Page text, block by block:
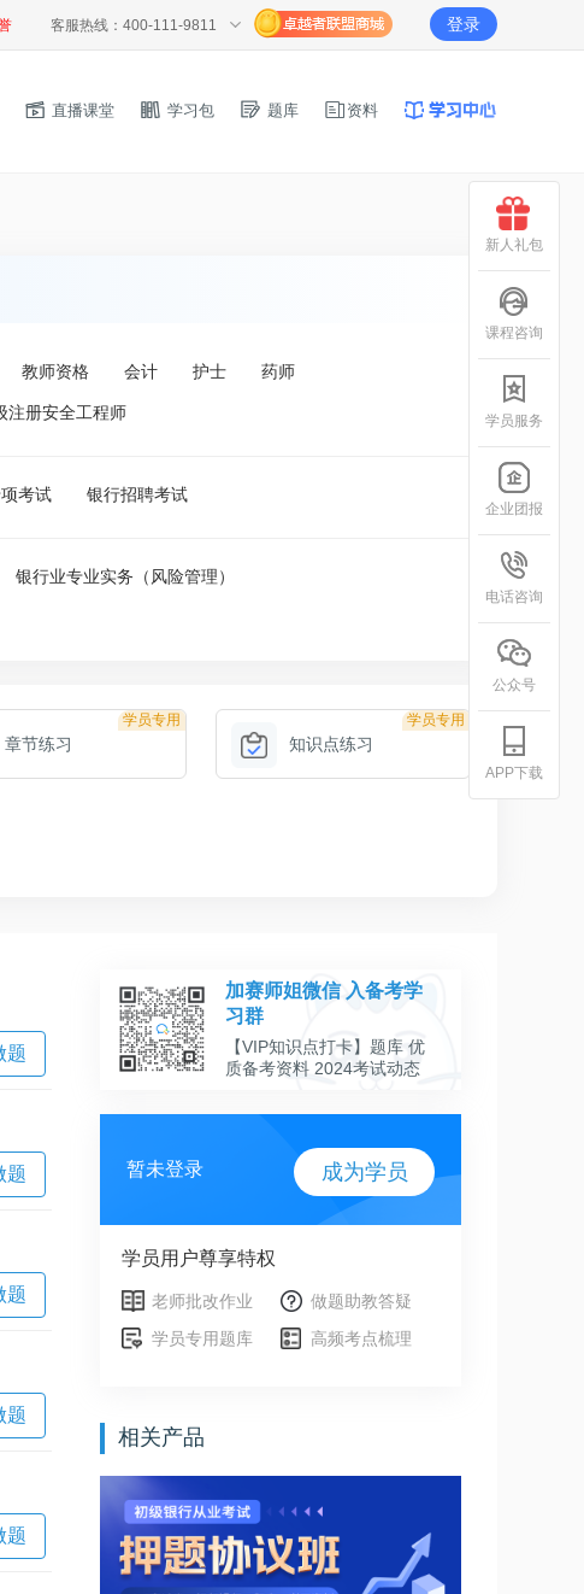
客服热线：400-111-9811 登录
直播课堂 学习包 题库 资料
教师资格 会计 护士 药师
注册安全工程师
考试 银行招聘考试
银行业专业实务（风险管理）
学员专用
章节练习
学员专用
知识点练习
题
题
题
题
题
加赛师姐微信 入备考学
习群
【VIP知识点打卡】题库 优
质备考资料 2024考试动态
暂未登录 成为学员
学员用户尊享特权
老师批改作业
做题助教答疑
学员专用题库
高频考点梳理
相关产品
新人礼包
课程咨询
学员服务
企业团报
电话咨询
公众号
APP下载